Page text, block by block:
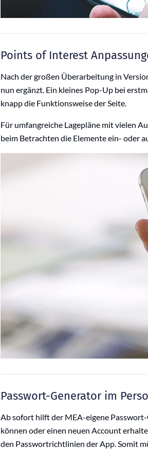
Points of Interest
Nach der großen Überarbeitung in
nun ergänzt. Ein kleines Pop-Up bei
knapp die Funktionsweise der Seite.
Für umfangreiche Lagepläne mit vielen
beim Betrachten die Elemente ein- oder
Passwort-Generator im
Ab sofort hilft der MEA-eigene
können oder einen neuen Account
den Passwortrichtlinien der App. Somit